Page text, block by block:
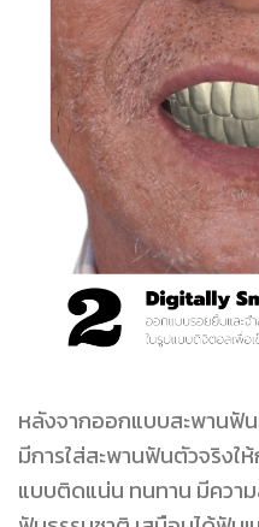
หลังจากออกแบบสะพานฟั
มีการใส่สะพานฟันตัวจริงใ
แบบติดแน่น ทนทาน มีความ